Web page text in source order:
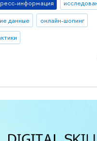
информация
данные
онлайн-шопинг